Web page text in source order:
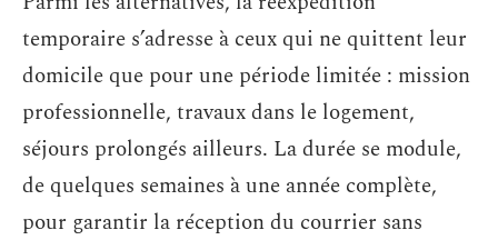
temporaire s’adresse à ceux qui ne quittent leur
domicile que pour une période limitée : mission
professionnelle, travaux dans le logement,
séjours prolongés ailleurs. La durée se module,
de quelques semaines à une année complète,
pour garantir la réception du courrier sans